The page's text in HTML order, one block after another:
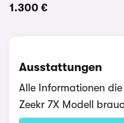
1.300 €
Ausstattungen
Alle Informationen
Zeekr 7X Modell